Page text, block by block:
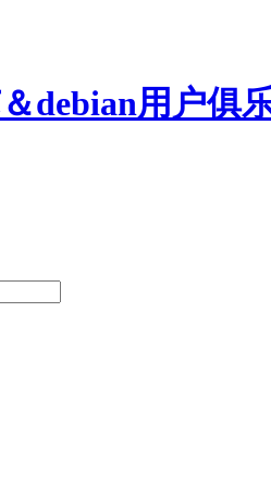
debian用户俱